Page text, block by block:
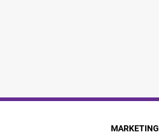
MARKETING